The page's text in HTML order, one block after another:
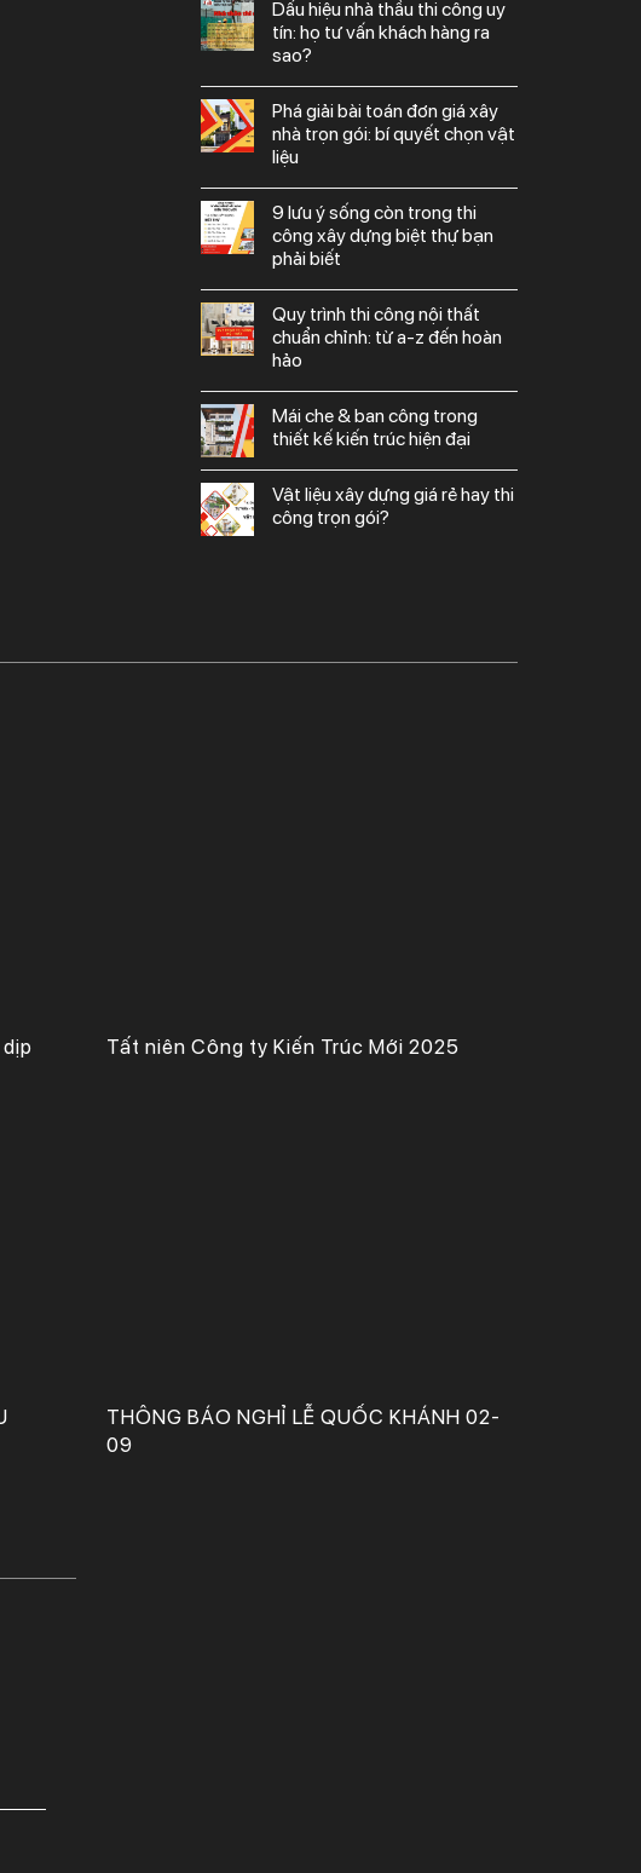
dấu hiệu nhà thầu thi công uy
tín: họ tư vấn khách hàng ra
sao?
phá giải bài toán đơn giá xây
nhà trọn gói: bí quyết chọn vật
liệu
9 lưu ý sống còn trong thi
công xây dựng biệt thự bạn
phải biết
quy trình thi công nội thất
chuẩn chỉnh: từ a-z đến hoàn
hảo
mái che & ban công trong
thiết kế kiến trúc hiện đại
vật liệu xây dựng giá rẻ hay thi
công trọn gói?
Tất niên Công ty Kiến Trúc Mới 2025
THÔNG BÁO NGHỈ LỄ QUỐC KHÁNH 02-
09